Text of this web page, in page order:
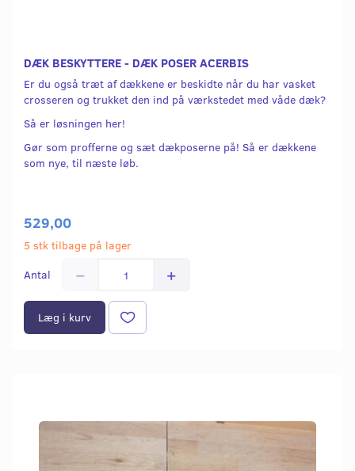
DÆK BESKYTTERE - DÆK POSER ACERBIS
Er du også træt af dækkene er beskidte når du har vasket
crosseren og trukket den ind på værkstedet med våde dæk?
Så er løsningen her!
Gør som profferne og sæt dækposerne på! Så er dækkene
som nye, til næste løb.
529,00
5 stk tilbage på lager
Antal
Læg i kurv